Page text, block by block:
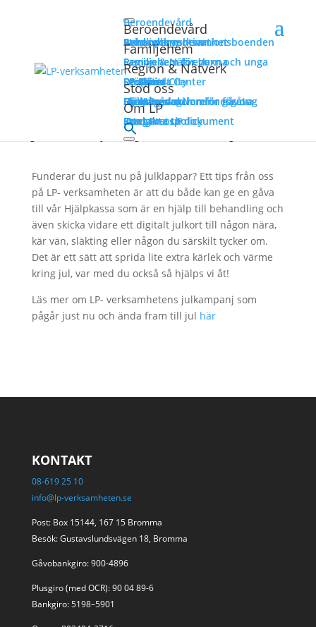
Beroendevård
Beroendevård
Behandlingshem
Stöd- och motivationsboenden
Avhopparverksamhet
Familjehem
Familjehem
Familjehem för barn och unga
Familjehem för vuxna
Region & Nätverk
Region & Nätverk
LP Socialt Center
LP Grow
LP Kvinna
LP Man
LP Fält
Drogfritt City
Resurser
Stöd oss
Stöd oss
Ge en gåva
Bli månadsgivare
Hyllnings- och minnesgåva
Hjälpkassan
Skattereduktion för gåvor
Skattereduktion för företag
Om LP
Om LP
Om LP
Kontakta LP
Stadgar och dokument
Integritetspolicy
LP- verksamhetens
julkampanj fram till jul!
Funderar du just nu på julklappar? Ett tips från oss
på LP- verksamheten är att du både kan ge en gåva
till vår Hjälpkassa som är en hjälp till behandling och
även skicka vidare ett digitalt julkort till någon nära,
kär vän, släkting eller någon du särskilt tycker om.
Det är ett sätt att sprida lite extra kärlek och värme
kring jul, var med du också så hjälps vi åt!
Läs mer om LP- verksamhetens julkampanj som
pågår just nu och ända fram till jul här
KONTAKT
08-619 25 10
info@lp-verksamheten.se
Post: Box 15144, 167 15 Bromma
Besök: Gustavslundsvägen 18, Bromma
Gåvobankgiro: 900-4896
Plusgiro (med OCR): 90 04 89-6
Bankgiro: 5198–5901